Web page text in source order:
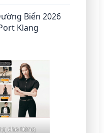
Biển 2026
Klang
cho từng